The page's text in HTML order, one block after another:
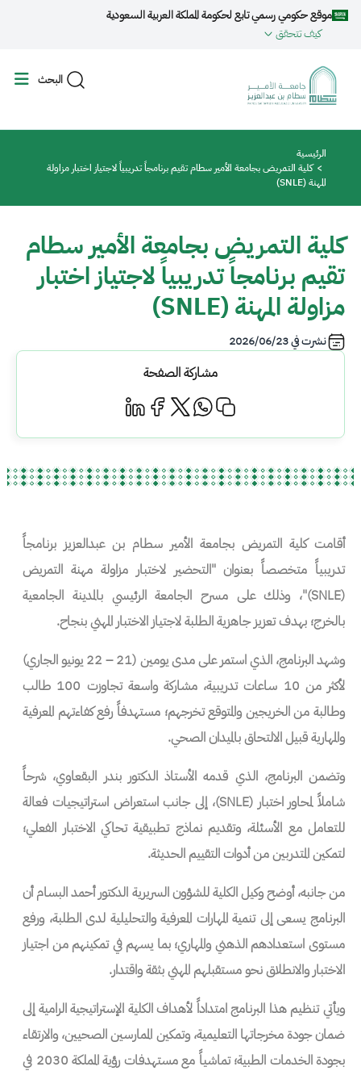
تجاوز إلى المحتوى الرئيسي
موقع حكومي رسمي تابع لحكومة المملكة العربية السعودية
كيف تتحقق
البحث
مسار التنقل
الرئيسية
كلية التمريض بجامعة الأمير سطام تقيم برنامجاً تدريبياً لاجتياز اختبار مزاولة
المهنة (SNLE)
كلية التمريض بجامعة الأمير سطام
تقيم برنامجاً تدريبياً لاجتياز اختبار
مزاولة المهنة (SNLE)
نشرت في2026/06/23
مشاركة الصفحة
أقامت كلية التمريض بجامعة الأمير سطام بن عبدالعزيز برنامجاً
تدريبياً متخصصاً بعنوان "التحضير لاختبار مزاولة مهنة التمريض
(SNLE)"، وذلك على مسرح الجامعة الرئيسي بالمدينة الجامعية
بالخرج؛ بهدف تعزيز جاهزية الطلبة لاجتياز الاختبار المهني بنجاح.
وشهد البرنامج، الذي استمر على مدى يومين (21 – 22 يونيو الجاري)
لأكثر من 10 ساعات تدريبية، مشاركة واسعة تجاوزت 100 طالب
وطالبة من الخريجين والمتوقع تخرجهم؛ مستهدفاً رفع كفاءتهم المعرفية
والمهارية قبيل الالتحاق بالميدان الصحي.
وتضمن البرنامج، الذي قدمه الأستاذ الدكتور بندر البقعاوي، شرحاً
شاملاً لمحاور اختبار (SNLE)، إلى جانب استعراض استراتيجيات فعالة
للتعامل مع الأسئلة، وتقديم نماذج تطبيقية تحاكي الاختبار الفعلي؛
لتمكين المتدربين من أدوات التقييم الحديثة.
من جانبه، أوضح وكيل الكلية للشؤون السريرية الدكتور أحمد البسام أن
البرنامج يسعى إلى تنمية المهارات المعرفية والتحليلية لدى الطلبة، ورفع
مستوى استعدادهم الذهني والمهاري؛ بما يسهم في تمكينهم من اجتياز
الاختبار والانطلاق نحو مستقبلهم المهني بثقة واقتدار.
ويأتي تنظيم هذا البرنامج امتداداً لأهداف الكلية الإستراتيجية الرامية إلى
ضمان جودة مخرجاتها التعليمية، وتمكين الممارسين الصحيين، والارتقاء
بجودة الخدمات الطبية؛ تماشياً مع مستهدفات رؤية المملكة 2030 في